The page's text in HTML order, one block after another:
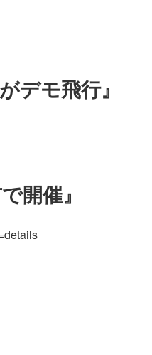
デモ飛行』
開催』